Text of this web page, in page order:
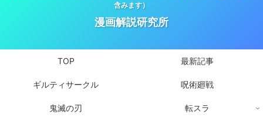
含みます）
漫画解説研究所
TOP 最新記事
ギルティサークル 呪術廻戦
鬼滅の刃 転スラ